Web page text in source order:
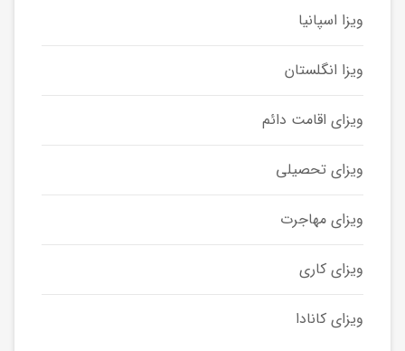
ویزا اسپانیا
ویزا انگلستان
ویزای اقامت دائم
ویزای تحصیلی
ویزای مهاجرت
ویزای کاری
ویزای کانادا